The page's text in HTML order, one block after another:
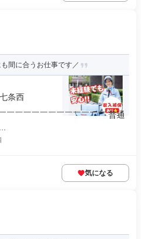
間に合うお仕事です／
条西
￣￣￣￣￣￣￣￣￣￣￣￣ 普通
気になる